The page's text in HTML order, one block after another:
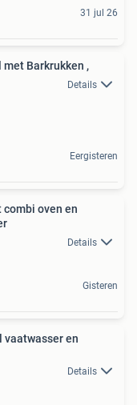
31 jul 26
Barkrukken ,
Details
Eergisteren
oven en
Details
Gisteren
vaatwasser en
Details